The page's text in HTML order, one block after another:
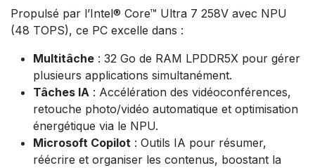
Propulsé par l’Intel® Core™ Ultra 7 258V avec NPU
(48 TOPS), ce PC excelle dans :
Multitâche : 32 Go de RAM LPDDR5X pour gérer
plusieurs applications simultanément.
Tâches IA : Accélération des vidéoconférences,
retouche photo/vidéo automatique et optimisation
énergétique via le NPU.
Microsoft Copilot : Outils IA pour résumer,
réécrire et organiser les contenus, boostant la